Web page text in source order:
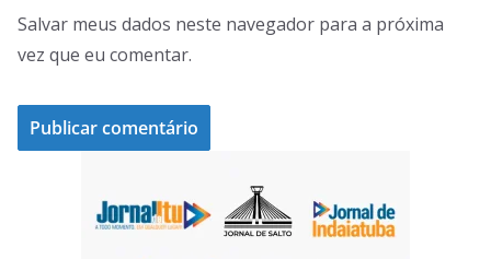
Salvar meus dados neste navegador para a próxima
vez que eu comentar.